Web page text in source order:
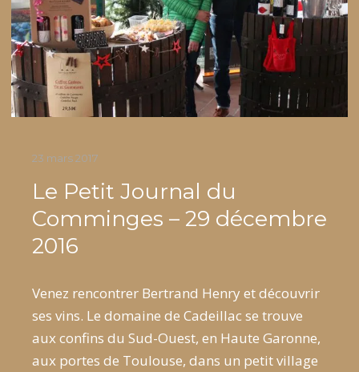
23 mars 2017
Le Petit Journal du
Comminges – 29 décembre
2016
Venez rencontrer Bertrand Henry et découvrir
ses vins. Le domaine de Cadeillac se trouve
aux confins du Sud-Ouest, en Haute Garonne,
aux portes de Toulouse, dans un petit village